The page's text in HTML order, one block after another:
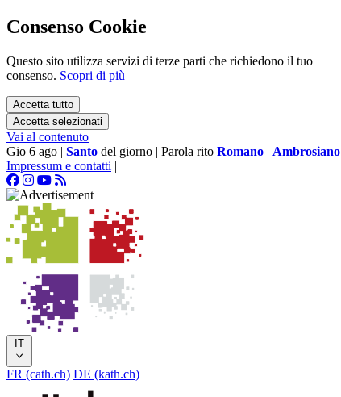
Consenso Cookie
Questo sito utilizza servizi di terze parti che richiedono il tuo
consenso. Scopri di più
Accetta tutto
Accetta selezionati
Vai al contenuto
Gio 6 ago | Santo del giorno | Parola rito Romano | Ambrosiano
Impressum e contatti |
IT
FR (cath.ch) DE (kath.ch)